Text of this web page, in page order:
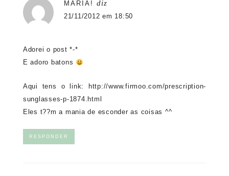
MARIA! diz
21/11/2012 em 18:50
Adorei o post *-*
E adoro batons
Aqui tens o link:
http://www.firmoo.com/prescription-
sunglasses-p-1874.html
Eles t??m a mania de esconder as coisas ^^
RESPONDER